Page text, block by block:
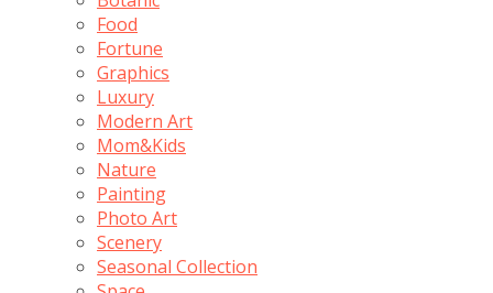
Food
Fortune
Graphics
Luxury
Modern Art
Mom&Kids
Nature
Painting
Photo Art
Scenery
Seasonal Collection